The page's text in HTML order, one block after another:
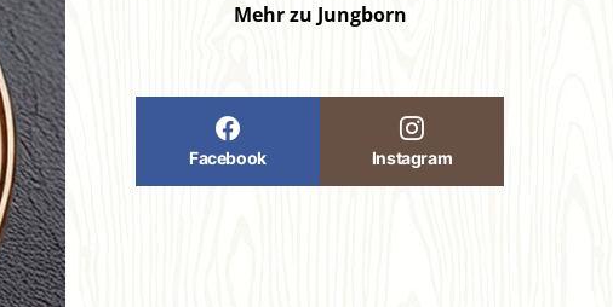
Mehr zu Jungborn
Facebook Instagram